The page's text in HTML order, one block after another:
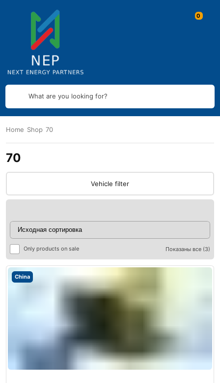
What are you looking for?
Home Shop 70
70
Vehicle filter
Only products on sale Показаны все (3)
China